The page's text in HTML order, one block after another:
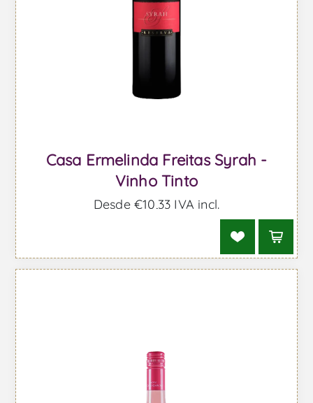
Casa Ermelinda Freitas Syrah -
Vinho Tinto
Desde €10,33 IVA incl.